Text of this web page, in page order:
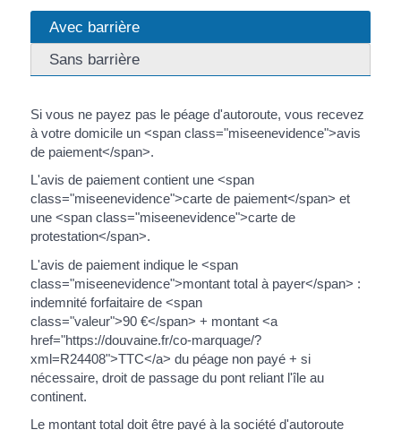
Avec barrière
Sans barrière
Si vous ne payez pas le péage d'autoroute, vous recevez
à votre domicile un <span class="miseenevidence">avis
de paiement</span>.
L'avis de paiement contient une <span
class="miseenevidence">carte de paiement</span> et
une <span class="miseenevidence">carte de
protestation</span>.
L'avis de paiement indique le <span
class="miseenevidence">montant total à payer</span> :
indemnité forfaitaire de <span
class="valeur">90 €</span> + montant <a
href="https://douvaine.fr/co-marquage/?
xml=R24408">TTC</a> du péage non payé + si
nécessaire, droit de passage du pont reliant l'île au
continent.
Le montant total doit être payé à la société d'autoroute